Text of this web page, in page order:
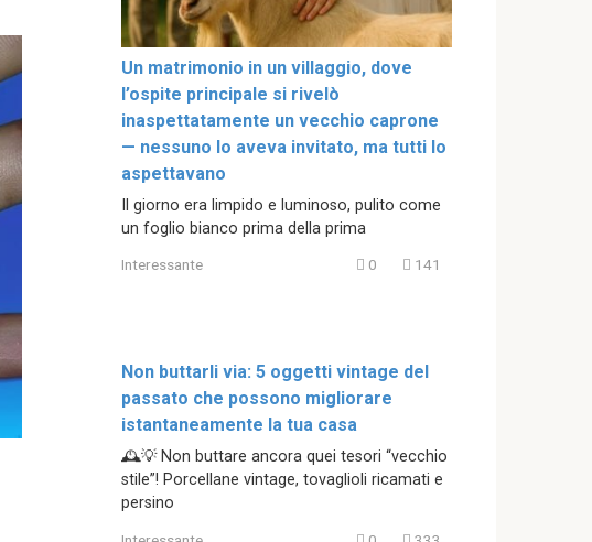
Un matrimonio in un villaggio, dove
l’ospite principale si rivelò
inaspettatamente un vecchio caprone
— nessuno lo aveva invitato, ma tutti lo
aspettavano
Il giorno era limpido e luminoso, pulito come
un foglio bianco prima della prima
Interessante 0 141
Non buttarli via: 5 oggetti vintage del
passato che possono migliorare
istantaneamente la tua casa
🕰️💡 Non buttare ancora quei tesori “vecchio
stile”! Porcellane vintage, tovaglioli ricamati e
persino